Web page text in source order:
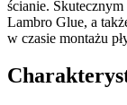
ścianie.
Lambro Glue, a
w czasie montażu